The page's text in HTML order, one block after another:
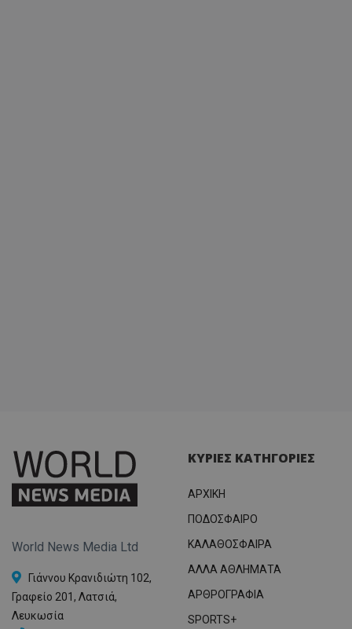
World News Media Ltd
Γιάννου Κρανιδιώτη 102,
Γραφείο 201, Λατσιά,
Λευκωσία
ΚΥΡΙΕΣ ΚΑΤΗΓΟΡΙΕΣ
ΑΡΧΙΚΗ
ΠΟΔΟΣΦΑΙΡΟ
ΚΑΛΑΘΟΣΦΑΙΡΑ
ΑΛΛΑ ΑΘΛΗΜΑΤΑ
ΑΡΘΡΟΓΡΑΦΙΑ
SPORTS+